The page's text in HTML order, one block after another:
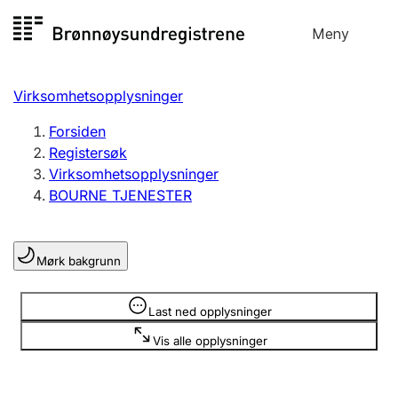
til
Meny
Registersøk
Aksjeselskap
Enkeltpersonforetak
Registrere, endre, slette
Lag og forening
Registrere, endre, slette
Virksomhetsopplysninger
Forsiden
Registersøk
Virksomhetsopplysninger
BOURNE TJENESTER
Mørk bakgrunn
Last ned opplysninger
Vis alle opplysninger
Opplysninger er skjult